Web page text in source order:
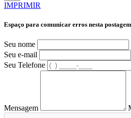
IMPRIMIR
Espaço para comunicar erros nesta postagem
Seu nome
Seu e-mail
Seu Telefone
Mensagem